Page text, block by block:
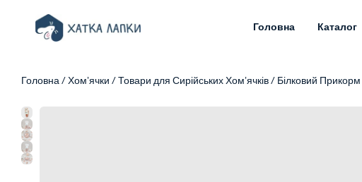
Головна Каталог
Головна/Хомʼячки/Товари для Сирійських Хомʼячків/Білковий Прикорм